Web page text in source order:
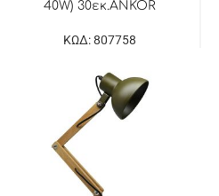
40W) 30εκ.ANKOR
ΚΩΔ: 807758